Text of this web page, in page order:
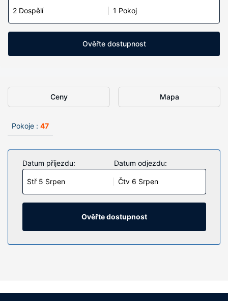
2 Dospělí 1 Pokoj
Ověřte dostupnost
Ceny Mapa
Pokoje : 47
Datum příjezdu:
Stř 5 Srpen
Datum odjezdu:
Čtv 6 Srpen
Ověřte dostupnost